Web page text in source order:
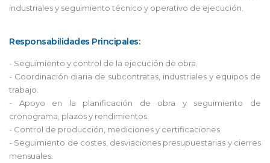
industriales y seguimiento técnico y operativo de ejecución.
Responsabilidades Principales:
- Seguimiento y control de la ejecución de obra.
- Coordinación diaria de subcontratas, industriales y equipos de
trabajo.
- Apoyo en la planificación de obra y seguimiento de
cronograma, plazos y rendimientos.
- Control de producción, mediciones y certificaciones.
- Seguimiento de costes, desviaciones presupuestarias y cierres
mensuales.